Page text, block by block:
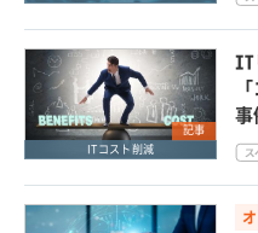
記事
ITコスト削減
IT